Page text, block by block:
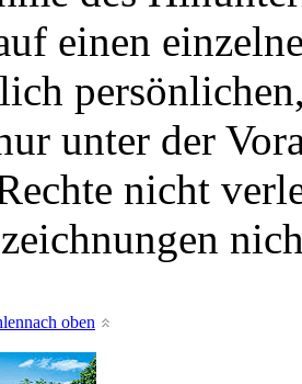
einen
unter der
nicht
nach oben